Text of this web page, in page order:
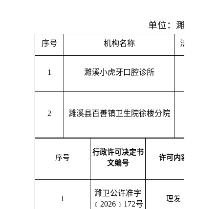
单位：濉溪县卫
序号 机构名称 法定代表人
1 濉溪小虎牙口腔诊所
2 濉溪县百善镇卫生院徐楼分院
序号
行政许可决定书
文编号
许可内容
1
濉卫公许准字
﹝2026﹞172号
理发